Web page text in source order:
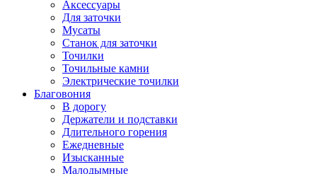
Аксессуары
Для заточки
Мусаты
Станок для заточки
Точилки
Точильные камни
Электрические точилки
Благовония
В дорогу
Держатели и подставки
Длительного горения
Ежедневные
Изысканные
Малодымные